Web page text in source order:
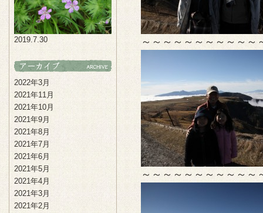
～～～～～～～～～～～
～～～～～～～～～～～
2019.7.30
2022年3月
2021年11月
2021年10月
2021年9月
2021年8月
2021年7月
2021年6月
2021年5月
2021年4月
2021年3月
2021年2月